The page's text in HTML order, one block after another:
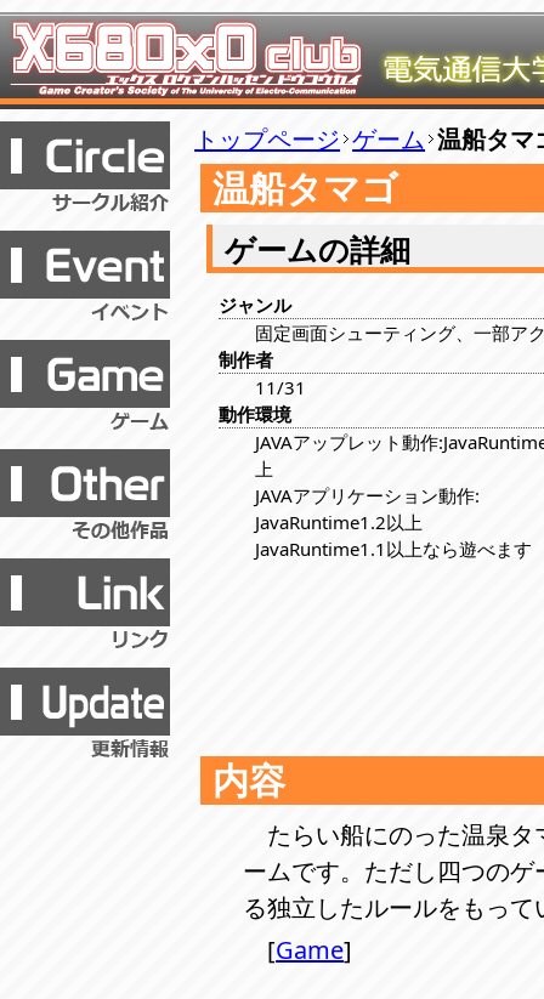
トップページ ゲーム 温船タマ
温船タマゴ
ゲームの詳細
ジャンル
固定画面シューティング、一部ア
制作者
11/31
動作環境
JAVAアップレット動作
上
JAVAアプリケーション動作:
JavaRuntime1.2以上
JavaRuntime1.1以上なら遊べます
内容
たらい船にのった温泉
ームです。ただし四つの
る独立したルールをもっ
[Game]